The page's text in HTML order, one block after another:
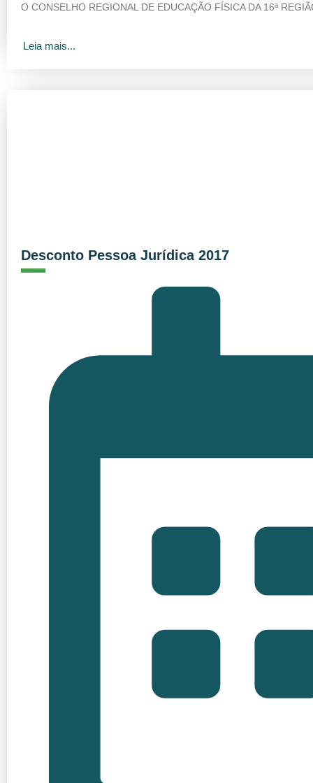
O CONSELHO REGIONAL DE EDUCAÇÃO FÍSICA DA 16ª
Leia mais...
Desconto Pessoa Jurídica 2017